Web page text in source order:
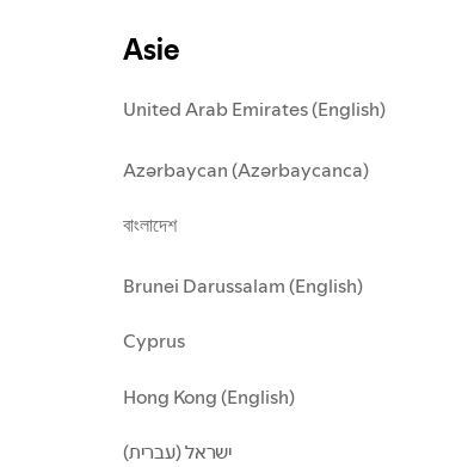
Asie
United Arab Emirates (English)
Azərbaycan (Azərbaycanca)
বাংলাদেশ
Brunei Darussalam (English)
Cyprus
Hong Kong (English)
ישראל (עברית)